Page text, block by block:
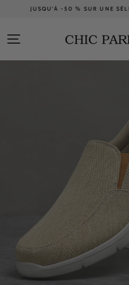
JUSQU’À -50 % SUR UNE